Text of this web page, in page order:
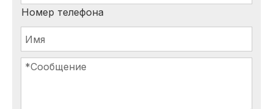
Номер телефона